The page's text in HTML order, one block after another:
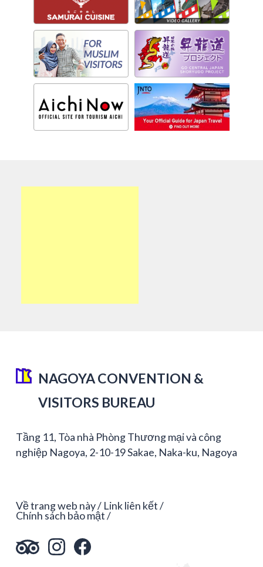
NAGOYA CONVENTION &
VISITORS BUREAU
Tầng 11, Tòa nhà Phòng Thương mại và công
nghiệp Nagoya, 2-10-19 Sakae, Naka-ku, Nagoya
Về trang web này Link liên kết
Chính sách bảo mật